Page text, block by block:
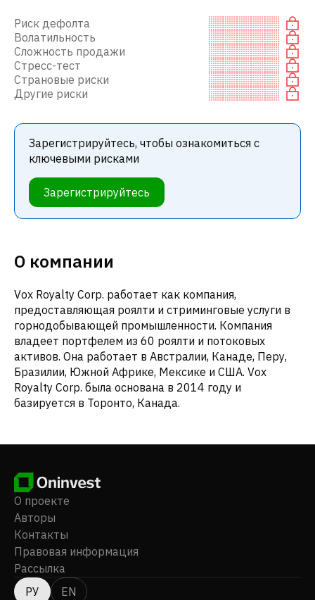
Риск дефолта
Волатильность
Сложность продажи
Стресс-тест
Страновые риски
Другие риски
Зарегистрируйтесь, чтобы ознакомиться с
ключевыми рисками
Зарегистрируйтесь
О компании
Vox Royalty Corp. работает как компания,
предоставляющая роялти и стриминговые услуги в
горнодобывающей промышленности. Компания
владеет портфелем из 60 роялти и потоковых
активов. Она работает в Австралии, Канаде, Перу,
Бразилии, Южной Африке, Мексике и США. Vox
Royalty Corp. была основана в 2014 году и
базируется в Торонто, Канада.
О проекте
Авторы
Контакты
Правовая информация
Рассылка
РУ
EN